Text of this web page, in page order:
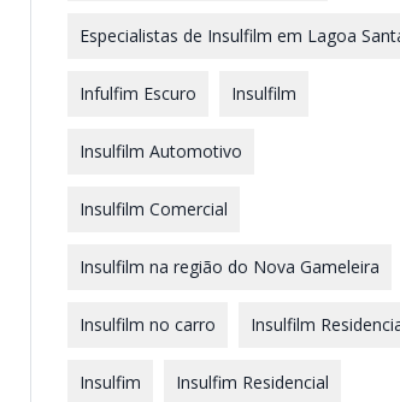
Especialistas de Insulfilm em Lagoa
Infulfim Escuro Insulfilm
Insulfilm Automotivo
Insulfilm Comercial
Insulfilm na região do Nova Gameleira
Insulfilm no carro Insulfilm
Insulfim Insulfim Residencial